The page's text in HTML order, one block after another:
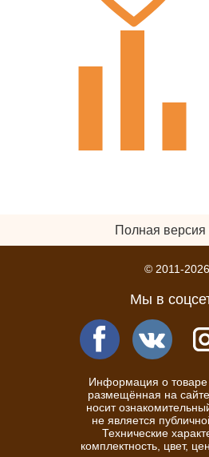
Полная версия
© 2011-2026
Мы в
Информация о товаре
размещённая на сайте
носит
не является
Технические
комплектность, цвет,